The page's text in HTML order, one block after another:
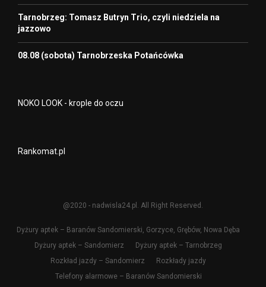
Tarnobrzeg: Tomasz Butryn Trio, czyli niedziela na
jazzowo
08.08 (sobota) Tarnobrzeska Potańcówka
NOKO LOOK - krople do oczu
Rankomat.pl
@2020 - nadwisla24.pl. All Right Reserved.
Dyżury aptek – Baranów Sandomierski, Gorzyce, Grębów, Nowa Dęba
Dyżury aptek – Sandomierz
Dyżury aptek – Tarnobrzeg
Rozkład jazdy – Sandomierz
Rozkłady jazdy
Telefony alarmowe – Baranów Sandomierski